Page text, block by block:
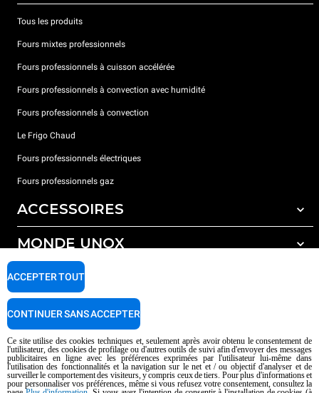
Tous les produits
Fours mixtes professionnels
Fours professionnels à cuisson accélérée
Fours professionnels à convection avec humidité
Fours professionnels à convection
Le Frigo Chaud
Fours professionnels électriques
Fours professionnels gaz
ACCESSOIRES
Tous les accessoires
Détergents pour lavage automatique
Détergents pour lavage manuel
Traitement de l'eau avec filtres à résine
MONDE UNOX
Nos bureaux dans le monde
SUPPORT
Garantie Unox
Trouver les Centres SAV
AI Content Disclaimer Privacy policy Cookie policy
Ce site utilise des cookies techniques et, seulement après avoir obtenu le consentement de
l'utilisateur, des cookies de profilage ou d'autres outils de suivi afin d'envoyer des messages
publicitaires en ligne avec les préférences exprimées par l'utilisateur lui-même dans
l'utilisation des fonctionnalités et la navigation sur le net et / ou objectif d'analyser et de
surveiller le comportement des visiteurs, y compris ceux de tiers. Pour plus d'informations et
pour personnaliser vos préférences, même si vous refusez votre consentement, consultez la
ACCEPTER TOUT
CONTINUER SANS ACCEPTER